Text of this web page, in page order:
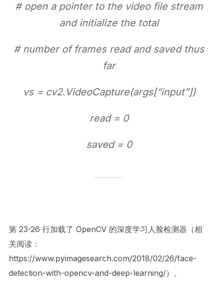
# open a pointer to the video file stream
and initialize the total
# number of frames read and saved thus
far
vs = cv2.VideoCapture(args[“input”])
read = 0
saved = 0
第 23-26 行加载了 OpenCV 的深度学习人脸检测器（相
关阅读：
https://www.pyimagesearch.com/2018/02/26/face-
detection-with-opencv-and-deep-learning/）。